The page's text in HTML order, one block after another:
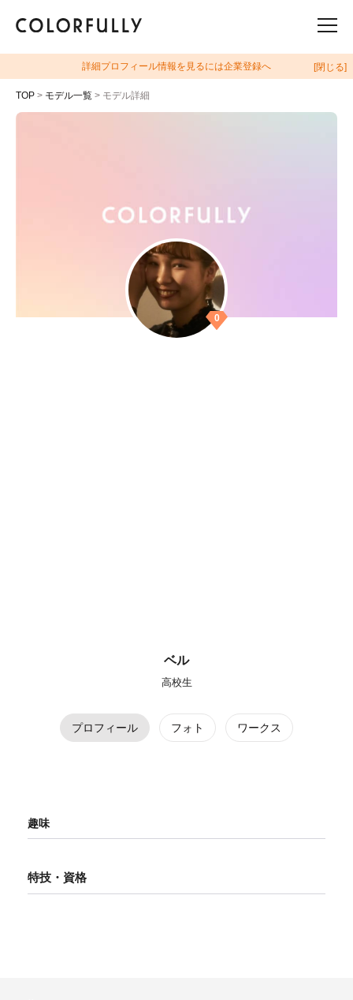
詳細プロフィール情報を見るには企業登録へ [閉じる]
TOP > モデル一覧 > モデル詳細
0
ベル
高校生
プロフィール フォト ワークス
趣味
特技・資格